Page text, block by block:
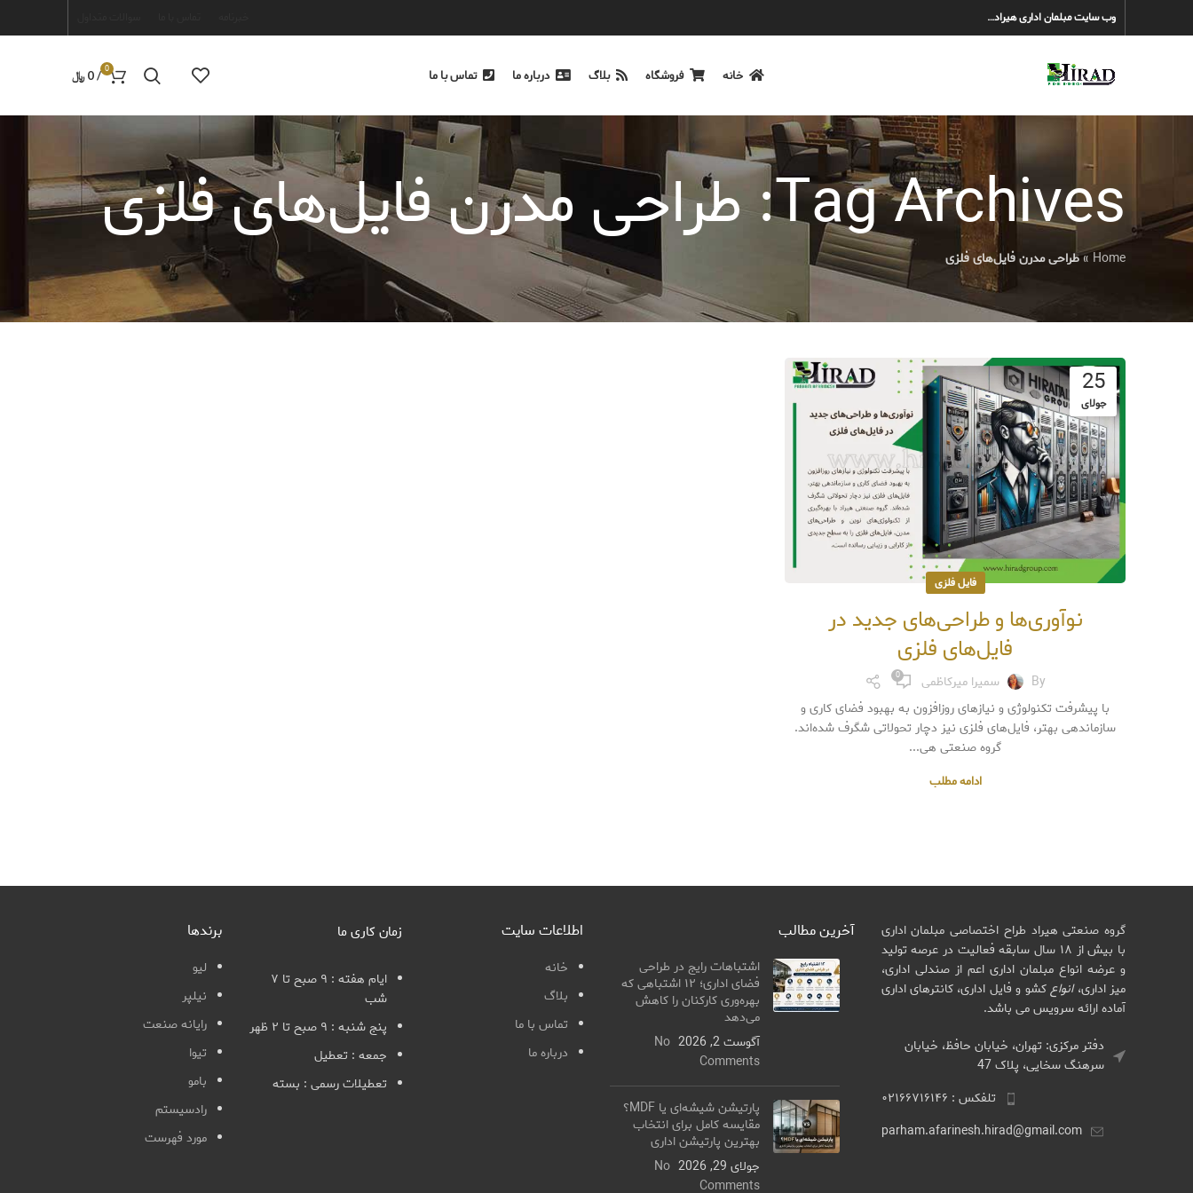
وب سایت مبلمان اداری هیراد…
خانه فروشگاه بلاگ درباره ما تماس با ما 0
/
0 ﷼
Tag Archives: طراحی مدرن فایل‌های فلزی
Home
»طراحی مدرن فایل‌های فلزی
25
جولای
فایل فلزی
نوآوری‌ها و طراحی‌های جدید در
فایل‌های فلزی
By سمیرا میرکاظمی 0
با پیشرفت تکنولوژی و نیازهای روزافزون به بهبود فضای کاری و
سازماندهی بهتر، فایل‌های فلزی نیز دچار تحولاتی شگرف شده‌اند.
گروه صنعتی هی...
ادامه مطلب
گروه صنعتی هیراد طراح اختصاصی مبلمان اداری
با بیش از ۱۸ سال سابقه فعالیت در عرصه تولید
و عرضه انواع مبلمان اداری اعم از صندلی اداری،
میز اداری،انواعکشو و فایل اداری، کانترهای اداری
آماده ارائه سرویس می باشد.
دفتر مرکزی: تهران، خیابان حافظ، خیابان
سرهنگ سخایی، پلاک 47
تلفکس : ۰۲۱۶۶۷۱۶۱۴۶
parham.afarinesh.hirad@gmail.com
آخرین مطالب
اشتباهات رایج در طراحی
فضای اداری؛ ۱۲ اشتباهی که
بهره‌وری کارکنان را کاهش
می‌دهد
آگوست 2, 2026
No
Comments
پارتیشن شیشه‌ای یا MDF؟
مقایسه کامل برای انتخاب
بهترین پارتیشن اداری
جولای 29, 2026
No
Comments
اطلاعات سایت
خانه
بلاگ
تماس با ما
درباره ما
زمان کاری ما
ایام هفته : ۹ صبح تا ۷
شب
پنج شنبه : ۹ صبح تا ۲ ظهر
جمعه : تعطیل
تعطیلات رسمی : بسته
برندها
لیو
نیلپر
رایانه صنعت
تیوا
بامو
رادسیستم
مورد فهرست